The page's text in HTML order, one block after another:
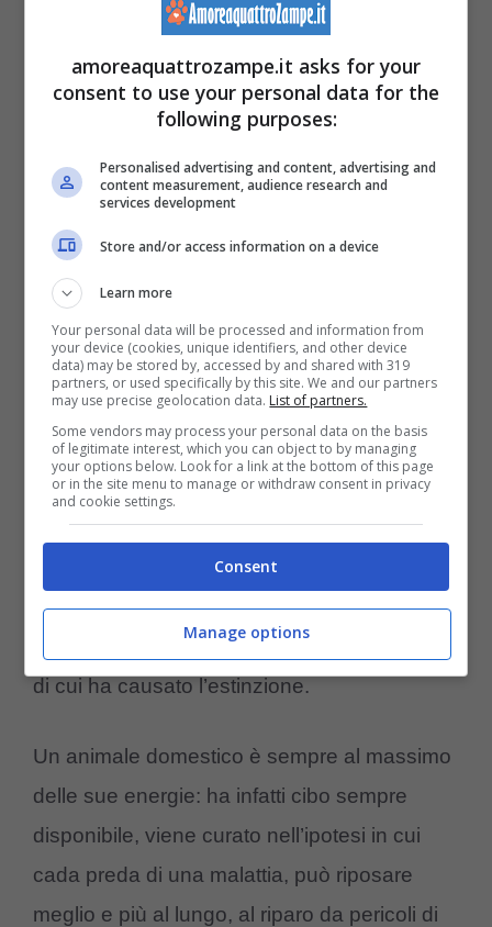
natura. Ma quali sono dunque le
responsabilità dell’essere umano? La
principale è quella di lasciare il gatto libero di
dell’ambiente.
Le ragioni sono diverse. Prima di tutto il
numero di gatti
dismisura. D’altronde il felino, insieme al
cane, è l’animale d’affezione per eccellenza
all’azione di quest’ultimo che il numero dei
piccoli felini si è gonfiato in maniera
Il gatto, inoltre, attua una “concorrenza
, e non solo nei confronti delle specie
di cui ha causato l’estinzione.
Un animale domestico è sempre al massimo
delle sue energie: ha infatti cibo sempre
disponibile, viene curato nell’ipotesi in cui
cada preda di una malattia, può riposare
meglio e più al lungo, al riparo da pericoli di
amoreaquattrozampe.it asks for your
consent to use your personal data for the
following purposes:
Personalised advertising and content, advertising and
content measurement, audience research and
services development
Store and/or access information on a device
Learn more
Your personal data will be processed and information from
your device (cookies, unique identifiers, and other device
data) may be stored by, accessed by and shared with 319
partners, or used specifically by this site. We and our partners
may use precise geolocation data. List of partners.
Some vendors may process your personal data on the basis
of legitimate interest, which you can object to by managing
your options below. Look for a link at the bottom of this page
or in the site menu to manage or withdraw consent in privacy
and cookie settings.
Consent
Manage options